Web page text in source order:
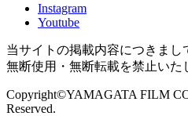
Instagram
Youtube
当サイトの掲載内容につきまし
無断使用・無断転載を禁止いた
Copyright©YAMAGATA FILM
Reserved.